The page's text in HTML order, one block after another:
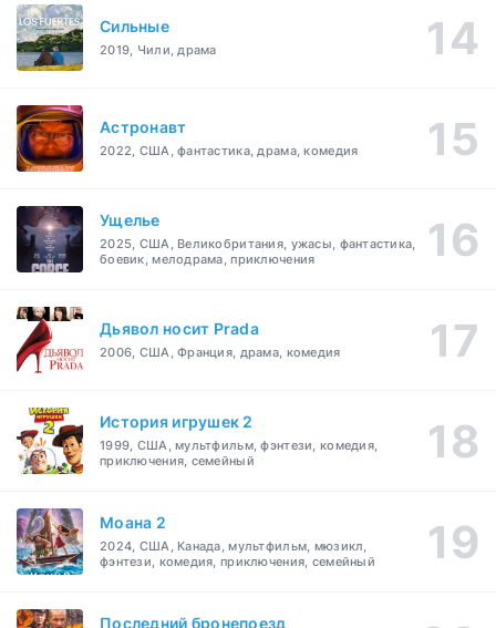
Сильные
2019, Чили, драма
Астронавт
2022, США, фантастика, драма, комедия
Ущелье
2025, США, Великобритания, ужасы, фантастика,
боевик, мелодрама, приключения
Дьявол носит Prada
2006, США, Франция, драма, комедия
История игрушек 2
1999, США, мультфильм, фэнтези, комедия,
приключения, семейный
Моана 2
2024, США, Канада, мультфильм, мюзикл,
фэнтези, комедия, приключения, семейный
Последний бронепоезд